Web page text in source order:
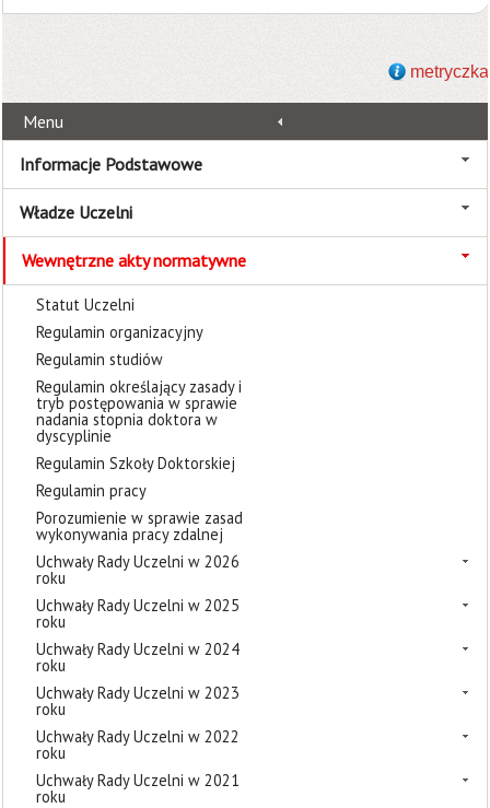
metryczka
Menu
Informacje Podstawowe
Władze Uczelni
Wewnętrzne akty normatywne
Statut Uczelni
Regulamin organizacyjny
Regulamin studiów
Regulamin określający zasady i
tryb postępowania w sprawie
nadania stopnia doktora w
dyscyplinie
Regulamin Szkoły Doktorskiej
Regulamin pracy
Porozumienie w sprawie zasad
wykonywania pracy zdalnej
Uchwały Rady Uczelni w 2026
roku
Uchwały Rady Uczelni w 2025
roku
Uchwały Rady Uczelni w 2024
roku
Uchwały Rady Uczelni w 2023
roku
Uchwały Rady Uczelni w 2022
roku
Uchwały Rady Uczelni w 2021
roku